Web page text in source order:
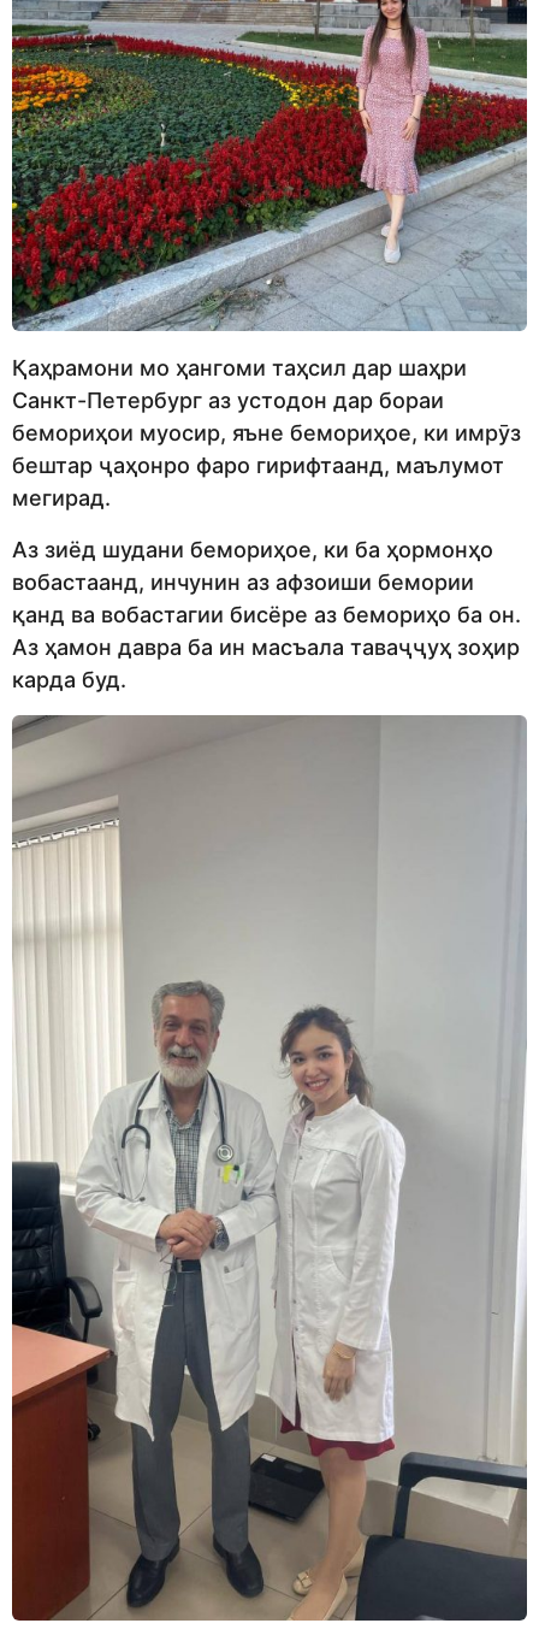
Қаҳрамони мо ҳангоми таҳсил дар шаҳри
Санкт-Петербург аз устодон дар бораи
бемориҳои муосир, яъне бемориҳое, ки имрӯз
бештар ҷаҳонро фаро гирифтаанд, маълумот
мегирад.
Аз зиёд шудани бемориҳое, ки ба ҳормонҳо
вобастаанд, инчунин аз афзоиши бемории
қанд ва вобастагии бисёре аз бемориҳо ба он.
Аз ҳамон давра ба ин масъала таваҷҷуҳ зоҳир
карда буд.